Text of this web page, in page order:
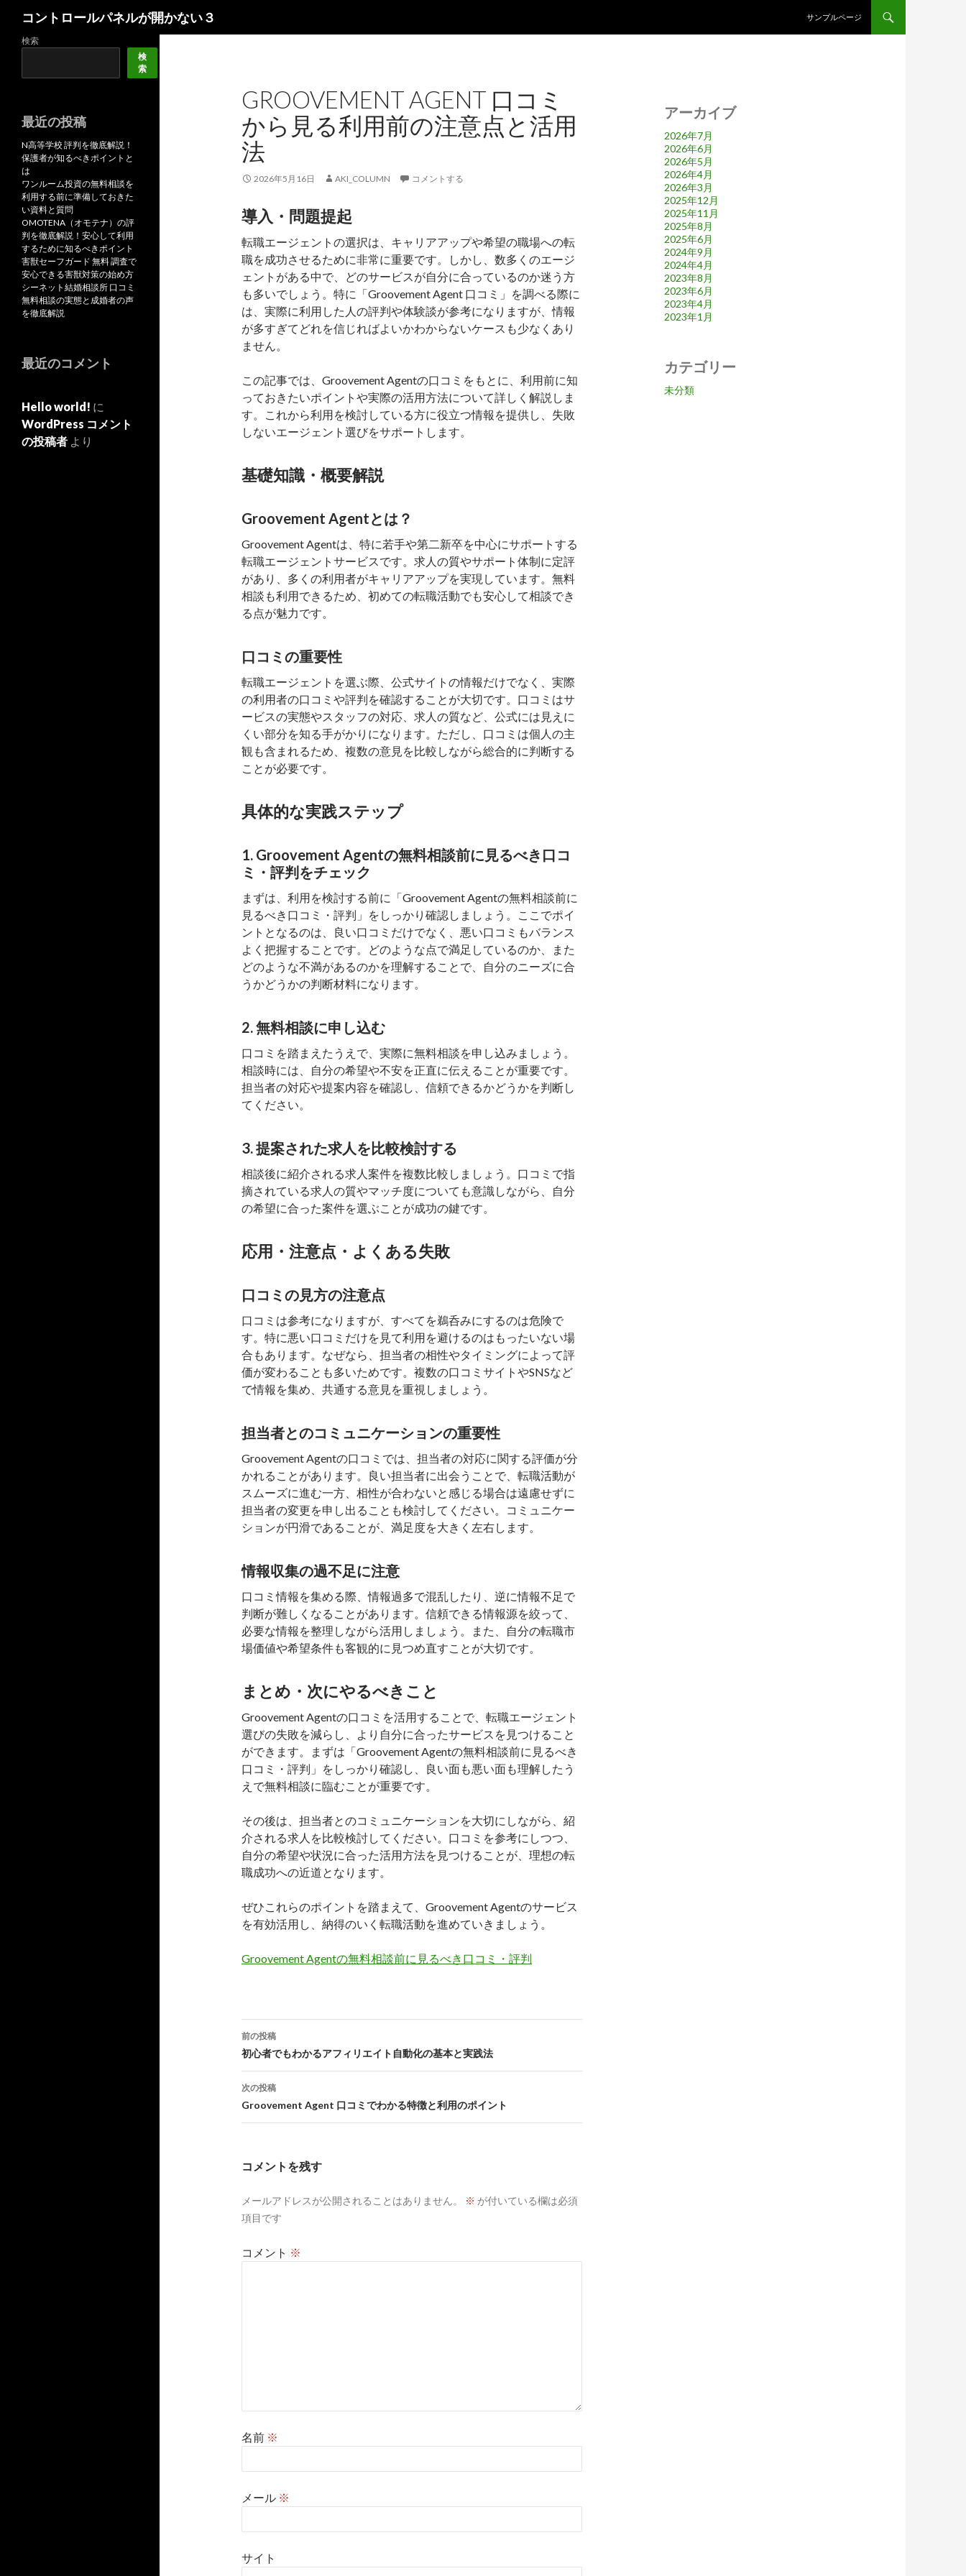
コントロールパネルが開かない３
サンプルページ
GROOVEMENT AGENT 口コミ
から見る利用前の注意点と活用
法
2026年5月16日 AKI_COLUMN コメントする
導入・問題提起
転職エージェントの選択は、キャリアアップや希望の職場への転
職を成功させるために非常に重要です。しかし、数多くのエージ
ェントがある中で、どのサービスが自分に合っているのか迷う方
も多いでしょう。特に「Groovement Agent 口コミ」を調べる際に
は、実際に利用した人の評判や体験談が参考になりますが、情報
が多すぎてどれを信じればよいかわからないケースも少なくあり
ません。
この記事では、Groovement Agentの口コミをもとに、利用前に知
っておきたいポイントや実際の活用方法について詳しく解説しま
す。これから利用を検討している方に役立つ情報を提供し、失敗
しないエージェント選びをサポートします。
基礎知識・概要解説
Groovement Agentとは？
Groovement Agentは、特に若手や第二新卒を中心にサポートする
転職エージェントサービスです。求人の質やサポート体制に定評
があり、多くの利用者がキャリアアップを実現しています。無料
相談も利用できるため、初めての転職活動でも安心して相談でき
る点が魅力です。
口コミの重要性
転職エージェントを選ぶ際、公式サイトの情報だけでなく、実際
の利用者の口コミや評判を確認することが大切です。口コミはサ
ービスの実態やスタッフの対応、求人の質など、公式には見えに
くい部分を知る手がかりになります。ただし、口コミは個人の主
観も含まれるため、複数の意見を比較しながら総合的に判断する
ことが必要です。
具体的な実践ステップ
1. Groovement Agentの無料相談前に見るべき口コ
ミ・評判をチェック
まずは、利用を検討する前に「Groovement Agentの無料相談前に
見るべき口コミ・評判」をしっかり確認しましょう。ここでポイ
ントとなるのは、良い口コミだけでなく、悪い口コミもバランス
よく把握することです。どのような点で満足しているのか、また
どのような不満があるのかを理解することで、自分のニーズに合
うかどうかの判断材料になります。
2. 無料相談に申し込む
口コミを踏まえたうえで、実際に無料相談を申し込みましょう。
相談時には、自分の希望や不安を正直に伝えることが重要です。
担当者の対応や提案内容を確認し、信頼できるかどうかを判断し
てください。
3. 提案された求人を比較検討する
相談後に紹介される求人案件を複数比較しましょう。口コミで指
摘されている求人の質やマッチ度についても意識しながら、自分
の希望に合った案件を選ぶことが成功の鍵です。
応用・注意点・よくある失敗
口コミの見方の注意点
口コミは参考になりますが、すべてを鵜呑みにするのは危険で
す。特に悪い口コミだけを見て利用を避けるのはもったいない場
合もあります。なぜなら、担当者の相性やタイミングによって評
価が変わることも多いためです。複数の口コミサイトやSNSなど
で情報を集め、共通する意見を重視しましょう。
担当者とのコミュニケーションの重要性
Groovement Agentの口コミでは、担当者の対応に関する評価が分
かれることがあります。良い担当者に出会うことで、転職活動が
スムーズに進む一方、相性が合わないと感じる場合は遠慮せずに
担当者の変更を申し出ることも検討してください。コミュニケー
ションが円滑であることが、満足度を大きく左右します。
情報収集の過不足に注意
口コミ情報を集める際、情報過多で混乱したり、逆に情報不足で
判断が難しくなることがあります。信頼できる情報源を絞って、
必要な情報を整理しながら活用しましょう。また、自分の転職市
場価値や希望条件も客観的に見つめ直すことが大切です。
まとめ・次にやるべきこと
Groovement Agentの口コミを活用することで、転職エージェント
選びの失敗を減らし、より自分に合ったサービスを見つけること
ができます。まずは「Groovement Agentの無料相談前に見るべき
口コミ・評判」をしっかり確認し、良い面も悪い面も理解したう
えで無料相談に臨むことが重要です。
その後は、担当者とのコミュニケーションを大切にしながら、紹
介される求人を比較検討してください。口コミを参考にしつつ、
自分の希望や状況に合った活用方法を見つけることが、理想の転
職成功への近道となります。
ぜひこれらのポイントを踏まえて、Groovement Agentのサービス
を有効活用し、納得のいく転職活動を進めていきましょう。
Groovement Agentの無料相談前に見るべき口コミ・評判
投
稿
ナ
ビ
ゲ
ョ
前の投稿
初心者でもわかるアフィリエイト自動化の基本と実践法
次の投稿
Groovement Agent 口コミでわかる特徴と利用のポイント
コメントを残す
メールアドレスが公開されることはありません。 ※ が付いている欄は必須
項目です
コメント ※
名前 ※
メール ※
サイト
アーカイブ
2026年7月
2026年6月
2026年5月
2026年4月
2026年3月
2025年12月
2025年11月
2025年8月
2025年6月
2024年9月
2024年4月
2023年8月
2023年6月
2023年4月
2023年1月
カテゴリー
未分類
検索
検
索
最近の投稿
N高等学校 評判を徹底解説！
保護者が知るべきポイントと
は
ワンルーム投資の無料相談を
利用する前に準備しておきた
い資料と質問
OMOTENA（オモテナ）の評
判を徹底解説！安心して利用
するために知るべきポイント
害獣セーフガード 無料 調査で
安心できる害獣対策の始め方
シーネット結婚相談所 口コミ
無料相談の実態と成婚者の声
を徹底解説
最近のコメント
Hello world! に
WordPress コメント
の投稿者 より